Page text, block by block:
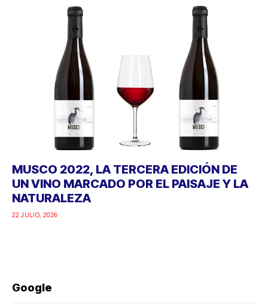
MUSCO 2022, LA TERCERA EDICIÓN DE
UN VINO MARCADO POR EL PAISAJE Y LA
NATURALEZA
22 JULIO, 2026
Google